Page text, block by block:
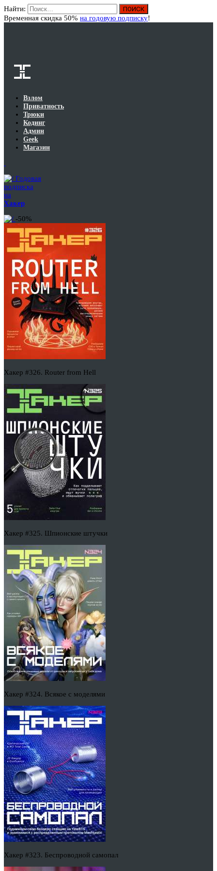
Найти:
Временная скидка 50% на годовую подписку!
Взлом
Приватность
Трюки
Кодинг
Админ
Geek
Магазин
Годовая
подписка
на
Хакер
-50%
Хакер #326. Router from Hell
Хакер #325. Шпионские штучки
Хакер #324. Всякое с моделями
Хакер #323. Беспроводной самопал